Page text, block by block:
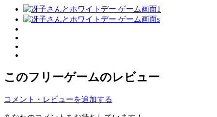
このフリーゲームのレビュー
コメント・レビューを追加する